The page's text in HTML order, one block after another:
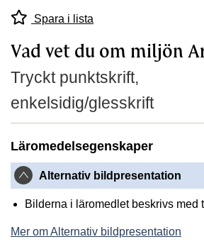
Spara i lista
Vad vet du om miljön
Tryckt punktskrift,
enkelsidig/glesskrift
Läromedelsegenskaper
Alternativ bildpresentation
Bilderna i läromedlet beskrivs med
Mer om Alternativ bildpresentation